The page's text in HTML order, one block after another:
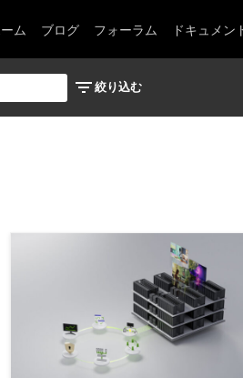
ム ブログ フォーラム ドキュメン
チップと AI スーパーコンピューター
5 大陸の通信事業者が、NVIDIA を活